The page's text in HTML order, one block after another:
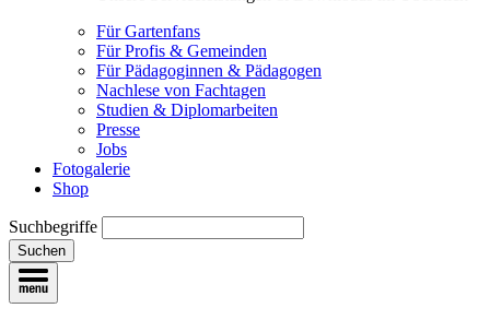
Für Gartenfans
Für Profis & Gemeinden
Für Pädagoginnen & Pädagogen
Nachlese von Fachtagen
Studien & Diplomarbeiten
Presse
Jobs
Fotogalerie
Shop
Suchbegriffe
Suchen